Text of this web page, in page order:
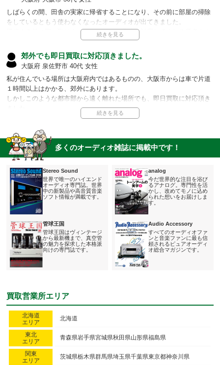
しばらくの間、田舎の実家に帰省することになり、その前に部屋の掃除
をしているともう使わなくなったオーディオが出てきました。
帰省する前に買い取りまで終えたくて、迅速に対応してくれる業者さん
を探している時に、オーディオランドさんを見つけました。
本当に出張依頼をしたその日に訪問頂き、その場で査定と買い取りの手
続きまで済ませられました。
おかげで帰省前に買い取りを終えられ、助かりました。
出張買取が即日対応可能な業者さんは、オーディオランドさん以外では
なかなかないと思います。
急ぎで査定をご希望であれば、ぜひ我々にお任せください。
郊外でも即日買取に対応頂きました。
大阪府 泉佐野市 40代 女性
私が住んでいる場所は大阪府内ではあるものの、大阪市からは車で片道
１時間以上はかかる、郊外にあります。
しかしこのような都市部から遠く離れた場所でも、即日買取に対応頂き
ありがとうございました。
担当者より
弊社の即日買取対応地域は広域にわたります。 決して都市部だけで
どのような場所でも、まずはお気軽にご相談頂ければと思います。
また、たとえ即日買取が不可な場合だったとしても、急ぎであれば
その旨をご相談ください。
なるべく早く、迅速に対応するよう精一杯尽くします。
多くのオーディオ雑誌に掲載中です！
Stereo Sound
世界で唯一のハイエンド
オーディオ専門誌。世界
中の新製品や高音質音楽
ソフト情報が満載です。
analog
今だ世界的な注目を浴び
るアナログ。専門性を活
かし、改めてモノに込め
られた想いをお届けしま
す。
管球王国
管球王国はヴィンテージ
から最新機まで、真空管
の魅力を探求した本格派
向けの専門誌です。
Audio Accessory
すべてのオーディオファ
ンと音楽ファンに最も信
頼されるピュアオーディ
オ総合マガジンです。
買取営業所エリア
北海道
エリア
北海道
東北
エリア
青森県岩手県宮城県秋田県山形県福島県
関東
エリア
茨城県栃木県群馬県埼玉県千葉県東京都神奈川県